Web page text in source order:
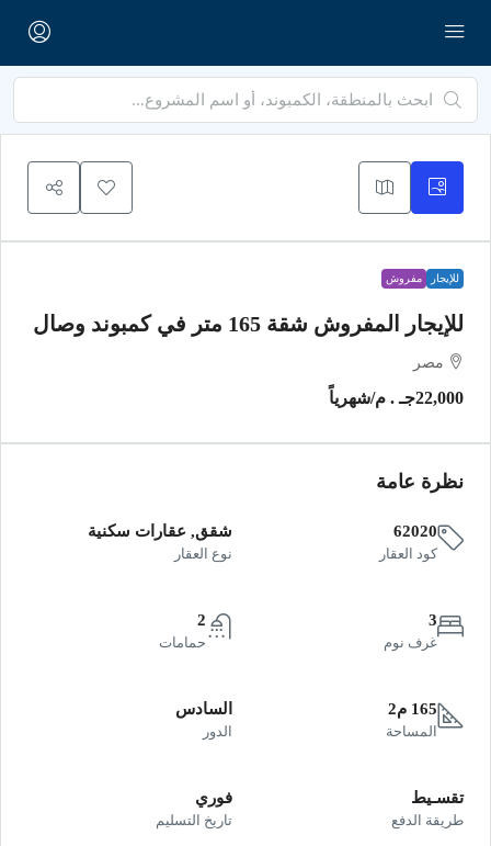
للإيجار مفروش
للإيجار المفروش شقة 165 متر في كمبوند وصال
مصر
22,000جـ . م /شهرياً
نظرة عامة
62020
كود العقار
شقق, عقارات سكنية
نوع العقار
3
غرف نوم
2
حمامات
165 م2
المساحة
السادس
الدور
تقسـيط
طريقة الدفع
فوري
تاريخ التسليم